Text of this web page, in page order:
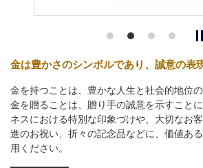
金は豊かさのシンボルであり、誠意の表
金を持つことは、豊かな人生と社会的地位の
金を贈ることは、贈り手の誠意を示すこと
ネスにおける特別な印象づけや、大切なお
進のお祝い、折々の記念品などに、価値あ
用ください。